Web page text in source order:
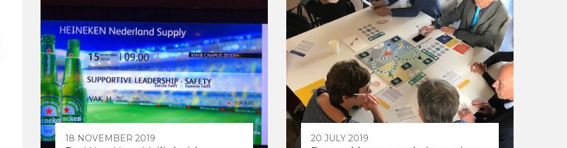
18 NOVEMBER 2019 20 JULY 2019